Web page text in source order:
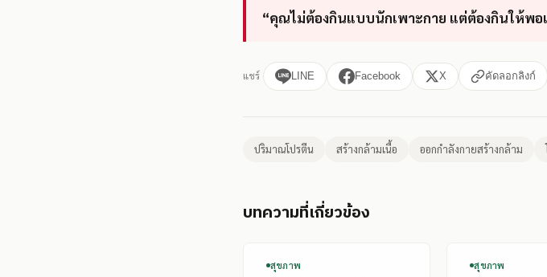
“คุณไม่ต้องกินแบบนักเพาะกาย แต่ต้องกินให้พอ
แชร์ LINE Facebook X คัดลอกลิงก์
ปริมาณโปรตีน สร้างกล้ามเนื้อ ออกกำลังกายสร้างกล้าม
บทความที่เกี่ยวข้อง
สุขภาพ สุขภาพ